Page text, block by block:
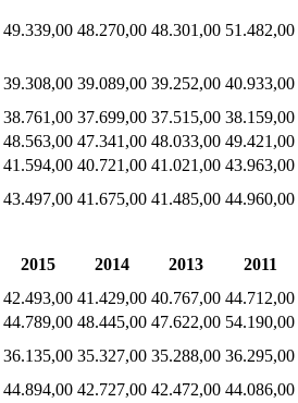
49.339,00 48.270,00 48.301,00 51.482,00
39.308,00 39.089,00 39.252,00 40.933,00
38.761,00 37.699,00 37.515,00 38.159,00
48.563,00 47.341,00 48.033,00 49.421,00
41.594,00 40.721,00 41.021,00 43.963,00
43.497,00 41.675,00 41.485,00 44.960,00
2015 2014 2013 2011
42.493,00 41.429,00 40.767,00 44.712,00
44.789,00 48.445,00 47.622,00 54.190,00
36.135,00 35.327,00 35.288,00 36.295,00
44.894,00 42.727,00 42.472,00 44.086,00